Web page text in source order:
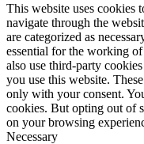
This website uses cookies
navigate through the
are categorized as
essential for the working
also use third-party
you use this website.
only with your consent.
cookies. But opting out of
on your browsing
Necessary